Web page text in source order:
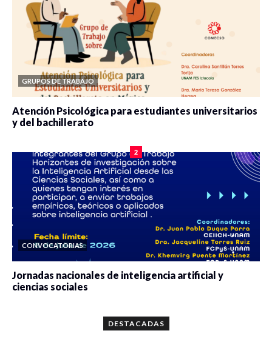
GRUPOS DE TRABAJO
Atención Psicológica para estudiantes universitarios
y del bachillerato
2
CONVOCATORIAS
Jornadas nacionales de inteligencia artificial y
ciencias sociales
DESTACADAS